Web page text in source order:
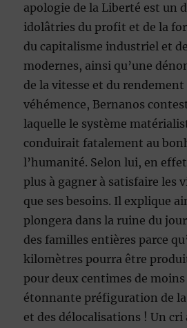
apologie de la Liberté est un
idolâtries du profit et de la
du capitalisme industriel et
modernes, ainsi qu’une
de la vitesse et du
véhémence, Bernanos
laquelle le système
conduirait fatalement au
l’humanité. Selon lui, en
plus à gagner à satisfaire les
que ses besoins. Il explique
plongera dans la ruine du
des familles entières parce
kilomètres pourra être
pour deux centimes de
étonnante préfiguration de
et des délocalisations ! Un cri